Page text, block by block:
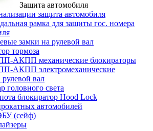
Защита автомобиля
защита автомобиля
рамка для защиты гос. номера
замки на рулевой вал
тормоза
АКПП механические блокираторы
АКПП электромеханические
вал
головного света
блокиратор Hood Lock
автомобилей
(сейф)